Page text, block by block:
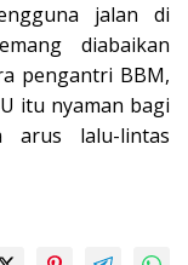
jalan di
diabaikan
pengantri BBM,
itu nyaman bagi
arus lalu-lintas